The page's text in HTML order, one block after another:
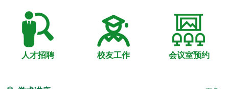
人才招聘 校友工作 会议室预约